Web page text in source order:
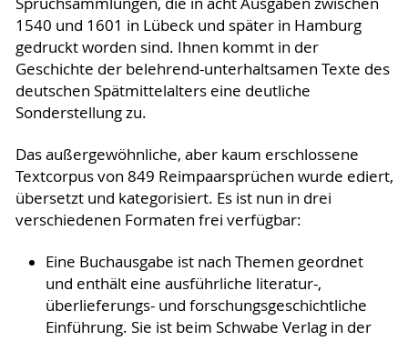
1540 und 1601 in Lübeck und später in Hamburg
gedruckt worden sind. Ihnen kommt in der
Geschichte der belehrend-unterhaltsamen Texte des
deutschen Spätmittelalters eine deutliche
Sonderstellung zu.
Das außergewöhnliche, aber kaum erschlossene
Textcorpus von 849 Reimpaarsprüchen wurde ediert,
übersetzt und kategorisiert. Es ist nun in drei
verschiedenen Formaten frei verfügbar:
Eine Buchausgabe ist nach Themen geordnet
und enthält eine ausführliche literatur-,
überlieferungs- und forschungsgeschichtliche
Einführung. Sie ist beim Schwabe Verlag in der